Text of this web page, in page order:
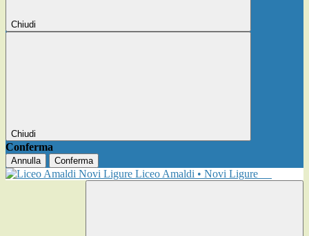
Chiudi
Chiudi
Conferma
Annulla Conferma
Liceo Amaldi • Novi Ligure